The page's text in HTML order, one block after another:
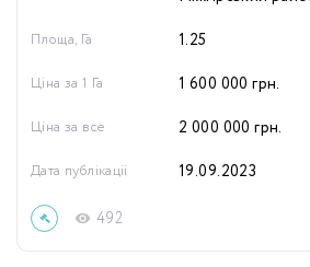
Площа, Га 1.25
Ціна за 1 Га 1 600 000 грн.
Ціна за все 2 000 000 грн.
492
Дата публікації 19.09.2023